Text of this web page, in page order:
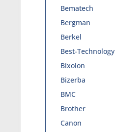
Bematech
Bergman
Berkel
Best-Technology
Bixolon
Bizerba
BMC
Brother
Canon